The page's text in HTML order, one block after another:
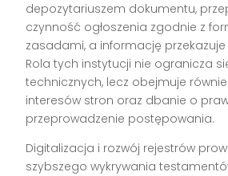
depozytariuszem dokumentu,
czynność ogłoszenia zgodnie z
zasadami, a informację
Rola tych instytucji nie ogranicza
technicznych, lecz obejmuje
interesów stron oraz dbanie o
przeprowadzenie postępowania.
Digitalizacja i rozwój rejestrów
szybszego wykrywania